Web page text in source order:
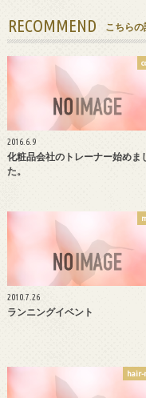
RECOMMEND こちらの
2016.6.9
化粧品会社のトレーナー始めま
た。
2010.7.26
ランニングイベント
hair-